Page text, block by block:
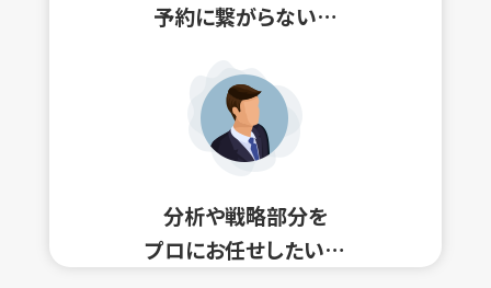
予約に繋がらない…
分析や戦略部分を
プロにお任せしたい…